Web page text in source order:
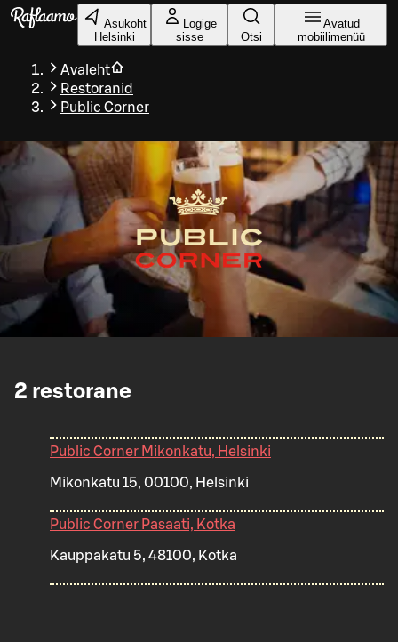
Liigu peamise sisu juurde
Asukoht
Helsinki
Logige
sisse
Otsi
Avatud
mobiilimenüü
Avaleht
Restoranid
Public Corner
2 restorane
Public Corner Mikonkatu, Helsinki
Mikonkatu 15, 00100, Helsinki
Public Corner Pasaati, Kotka
Kauppakatu 5, 48100, Kotka